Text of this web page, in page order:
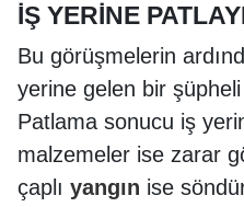
İŞ YERİNE
Bu görüşmelerin
yerine gelen bir şüpheli
Patlama sonucu iş
malzemeler ise zarar
çaplı yangın ise